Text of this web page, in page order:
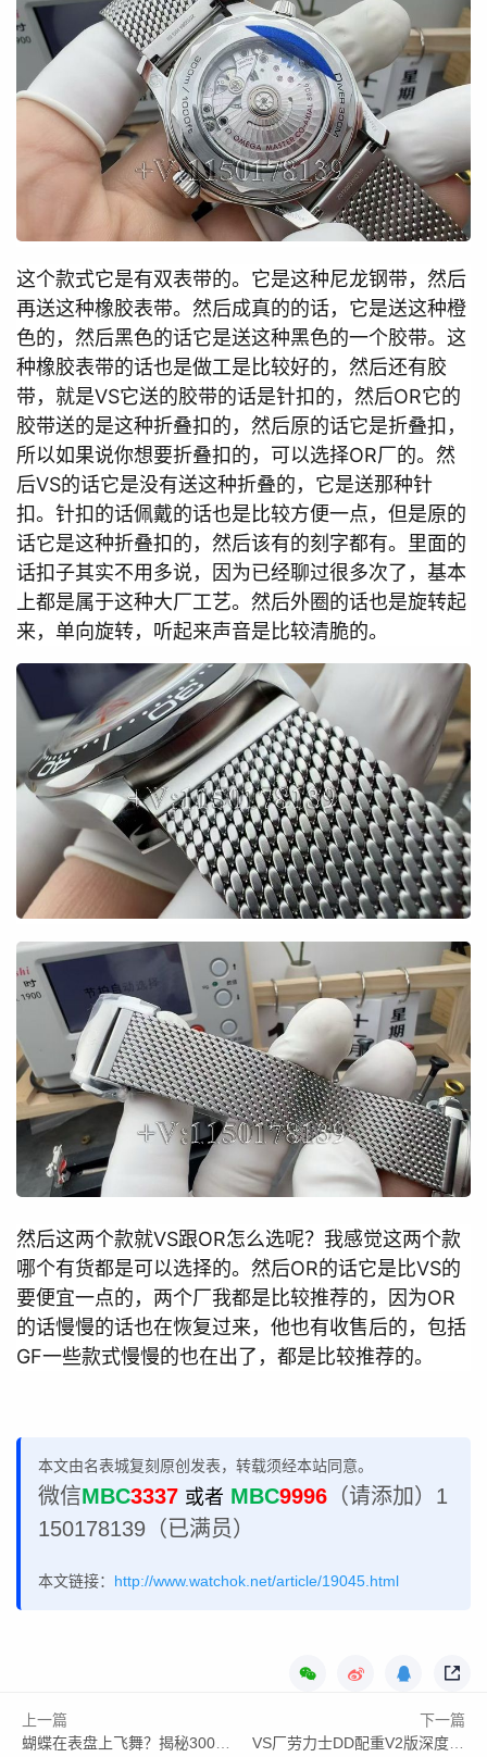
这个款式它是有双表带的。它是这种尼龙钢带，然后
再送这种橡胶表带。然后成真的的话，它是送这种橙
色的，然后黑色的话它是送这种黑色的一个胶带。这
种橡胶表带的话也是做工是比较好的，然后还有胶
带，就是VS它送的胶带的话是针扣的，然后OR它的
胶带送的是这种折叠扣的，然后原的话它是折叠扣，
所以如果说你想要折叠扣的，可以选择OR厂的。然
后VS的话它是没有送这种折叠的，它是送那种针
扣。针扣的话佩戴的话也是比较方便一点，但是原的
话它是这种折叠扣的，然后该有的刻字都有。里面的
话扣子其实不用多说，因为已经聊过很多次了，基本
上都是属于这种大厂工艺。然后外圈的话也是旋转起
来，单向旋转，听起来声音是比较清脆的。
然后这两个款就VS跟OR怎么选呢？我感觉这两个款
哪个有货都是可以选择的。然后OR的话它是比VS的
要便宜一点的，两个厂我都是比较推荐的，因为OR
的话慢慢的话也在恢复过来，他也有收售后的，包括
GF一些款式慢慢的也在出了，都是比较推荐的。
本文由名表城复刻原创发表，转载须经本站同意。
微信MBC3337 或者 MBC9996 （请添加）1
150178139（已满员）
本文链接： http://www.watchok.net/article/19045.html
上一篇
蝴蝶在表盘上飞舞？揭秘300万顶级腕表的黑科技
下一篇
VS厂劳力士DD配重V2版深度拆解：星期日历做工天花板？